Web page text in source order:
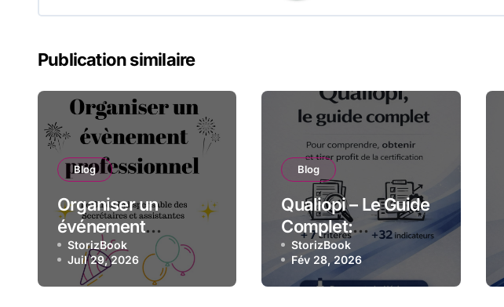
Publication similaire
Blog
Organiser un
événement
professionnel: Le
guide indispensable
des assistantes et
StorizBook
Juil 29, 2026
Blog
Qualiopi – Le Guide
Complet:
Comprendre,
préparer et réussir
sa certification
StorizBook
Fév 28, 2026